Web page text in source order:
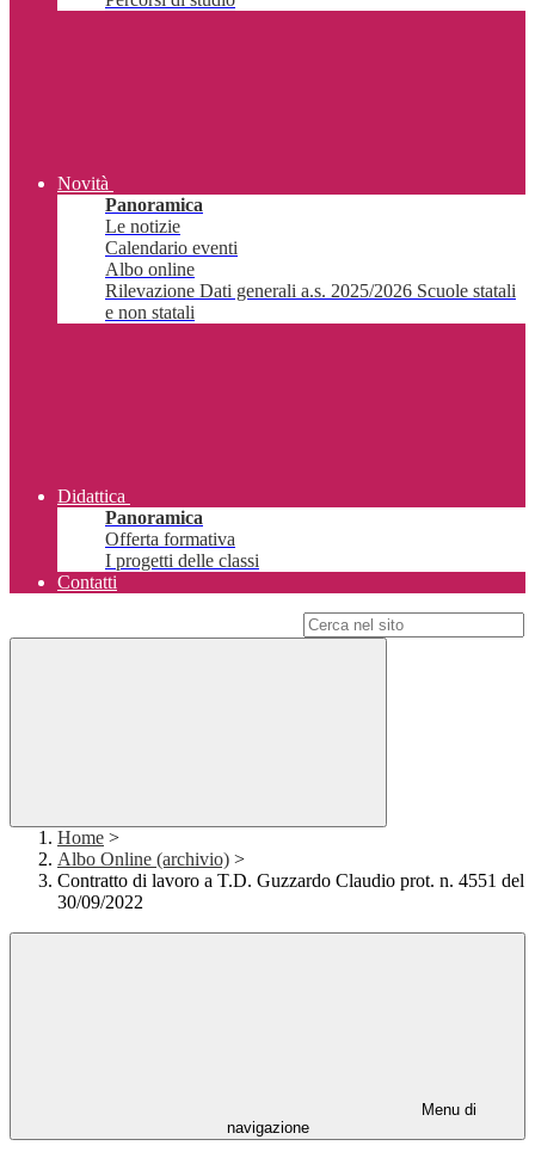
Novità
Panoramica
Le notizie
Calendario eventi
Albo online
Rilevazione Dati generali a.s. 2025/2026 Scuole statali
e non statali
Didattica
Panoramica
Offerta formativa
I progetti delle classi
Contatti
Home >
Albo Online (archivio) >
Contratto di lavoro a T.D. Guzzardo Claudio prot. n. 4551 del
30/09/2022
Menu di
navigazione